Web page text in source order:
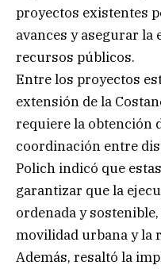
proyectos existentes
avances y asegurar
recursos públicos.
Entre los proyectos
extensión de la
requiere la obtención
coordinación entre
Polich indicó que
garantizar que la
ordenada y
movilidad urbana y la
Además, resaltó la